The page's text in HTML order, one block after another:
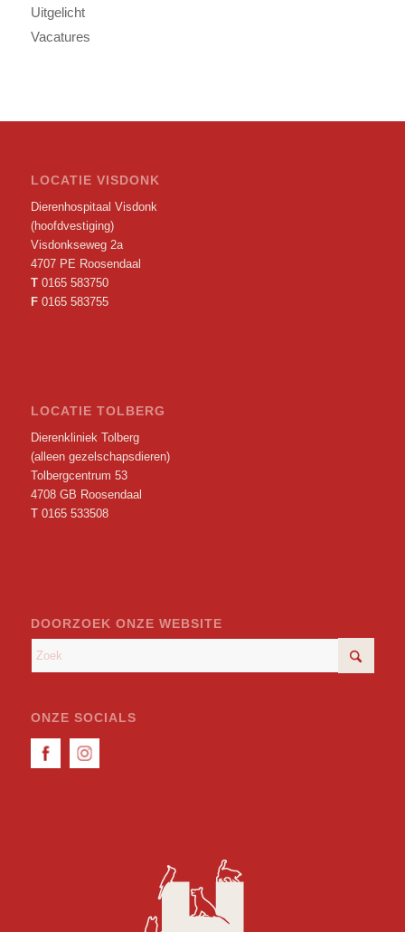
Uitgelicht
Vacatures
LOCATIE VISDONK
Dierenhospitaal Visdonk
(hoofdvestiging)
Visdonkseweg 2a
4707 PE Roosendaal
T 0165 583750
F 0165 583755
LOCATIE TOLBERG
Dierenkliniek Tolberg
(alleen gezelschapsdieren)
Tolbergcentrum 53
4708 GB Roosendaal
T 0165 533508
DOORZOEK ONZE WEBSITE
ONZE SOCIALS